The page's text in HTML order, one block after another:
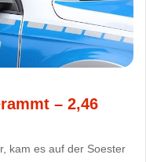
– 2,46
kam es auf der Soester